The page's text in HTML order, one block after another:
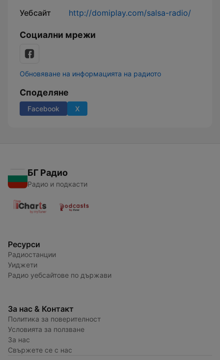
Уебсайт http://domiplay.com/salsa-radio/
Социални мрежи
Обновяване на информацията на радиото
Споделяне
Facebook X
БГ Радио
Радио и подкасти
Ресурси
Радиостанции
Уиджети
Радио уебсайтове по държави
За нас & Контакт
Политика за поверителност
Условията за ползване
За нас
Свържете се с нас